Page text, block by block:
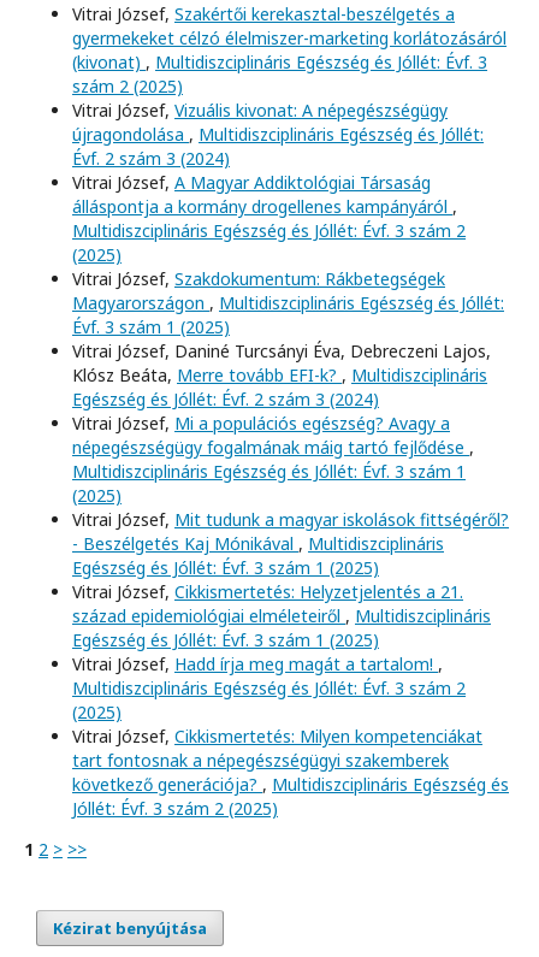
Vitrai József, Szakértői kerekasztal-beszélgetés a
gyermekeket célzó élelmiszer-marketing korlátozásáról
(kivonat) , Multidiszciplináris Egészség és Jóllét: Évf. 3
szám 2 (2025)
Vitrai József, Vizuális kivonat: A népegészségügy
újragondolása , Multidiszciplináris Egészség és Jóllét:
Évf. 2 szám 3 (2024)
Vitrai József, A Magyar Addiktológiai Társaság
álláspontja a kormány drogellenes kampányáról ,
Multidiszciplináris Egészség és Jóllét: Évf. 3 szám 2
(2025)
Vitrai József, Szakdokumentum: Rákbetegségek
Magyarországon , Multidiszciplináris Egészség és Jóllét:
Évf. 3 szám 1 (2025)
Vitrai József, Daniné Turcsányi Éva, Debreczeni Lajos,
Klósz Beáta, Merre tovább EFI-k? , Multidiszciplináris
Egészség és Jóllét: Évf. 2 szám 3 (2024)
Vitrai József, Mi a populációs egészség? Avagy a
népegészségügy fogalmának máig tartó fejlődése ,
Multidiszciplináris Egészség és Jóllét: Évf. 3 szám 1
(2025)
Vitrai József, Mit tudunk a magyar iskolások fittségéről?
- Beszélgetés Kaj Mónikával , Multidiszciplináris
Egészség és Jóllét: Évf. 3 szám 1 (2025)
Vitrai József, Cikkismertetés: Helyzetjelentés a 21.
század epidemiológiai elméleteiről , Multidiszciplináris
Egészség és Jóllét: Évf. 3 szám 1 (2025)
Vitrai József, Hadd írja meg magát a tartalom! ,
Multidiszciplináris Egészség és Jóllét: Évf. 3 szám 2
(2025)
Vitrai József, Cikkismertetés: Milyen kompetenciákat
tart fontosnak a népegészségügyi szakemberek
következő generációja? , Multidiszciplináris Egészség és
Jóllét: Évf. 3 szám 2 (2025)
1 2 > >>
Kézirat benyújtása